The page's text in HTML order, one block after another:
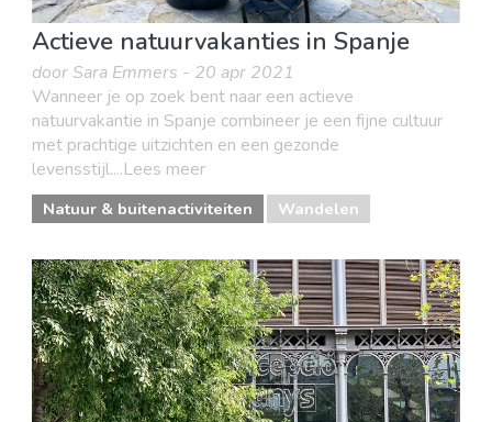
Actieve natuurvakanties in Spanje
door Sara Emmers - 20 apr 2021
Wanneer je op zoek bent naar een actieve
natuurvakantie in Spanje combineer je een fijne cultuur
met prachtige uitzichten en een gezonde
levensstijl....Lees meer
Natuur & buitenactiviteiten Wandelen